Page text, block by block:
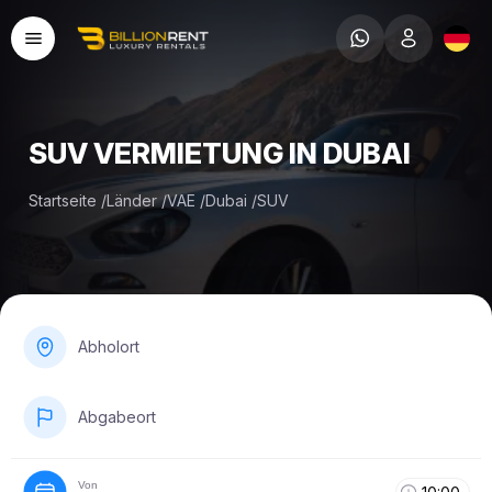
SUV VERMIETUNG IN DUBAI
Startseite /Länder /VAE /Dubai /SUV
Abholort
Abgabeort
Von